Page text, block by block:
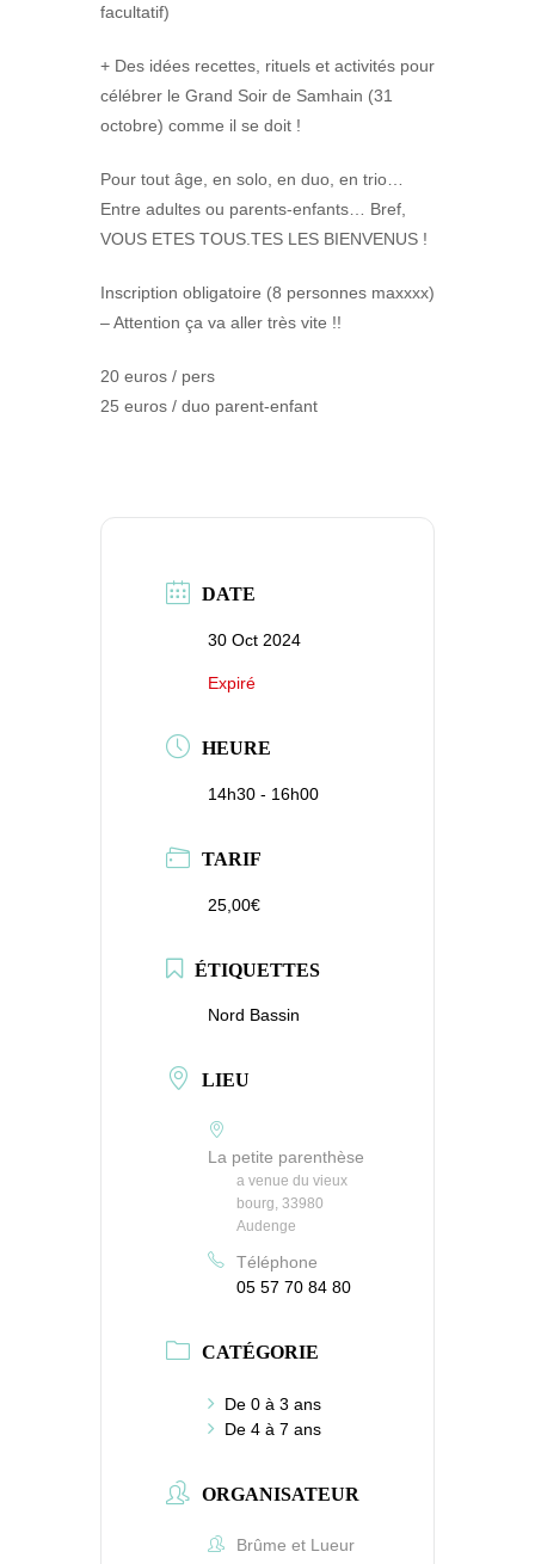
facultatif)
+ Des idées recettes, rituels et activités pour
célébrer le Grand Soir de Samhain (31
octobre) comme il se doit !
Pour tout âge, en solo, en duo, en trio…
Entre adultes ou parents-enfants… Bref,
VOUS ETES TOUS.TES LES BIENVENUS !
Inscription obligatoire (8 personnes maxxxx)
– Attention ça va aller très vite !!
20 euros / pers
25 euros / duo parent-enfant
DATE
30 Oct 2024
Expiré
HEURE
14h30 - 16h00
TARIF
25,00€
ÉTIQUETTES
Nord Bassin
LIEU
La petite parenthèse
a venue du vieux
bourg, 33980
Audenge
Téléphone
05 57 70 84 80
CATÉGORIE
De 0 à 3 ans
De 4 à 7 ans
ORGANISATEUR
Brûme et Lueur